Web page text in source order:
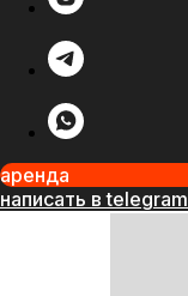
аренда
написать в telegram